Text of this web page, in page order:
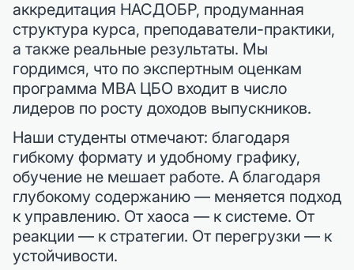
аккредитация НАСДОБР, продуманная
структура курса, преподаватели-практики,
а также реальные результаты. Мы
гордимся, что по экспертным оценкам
программа MBA ЦБО входит в число
лидеров по росту доходов выпускников.
Наши студенты отмечают: благодаря
гибкому формату и удобному графику,
обучение не мешает работе. А благодаря
глубокому содержанию — меняется подход
к управлению. От хаоса — к системе. От
реакции — к стратегии. От перегрузки — к
устойчивости.